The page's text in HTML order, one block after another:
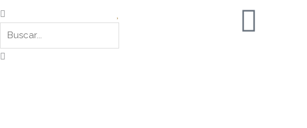
Pesquisar